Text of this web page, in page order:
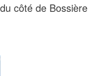
côté de Bossière